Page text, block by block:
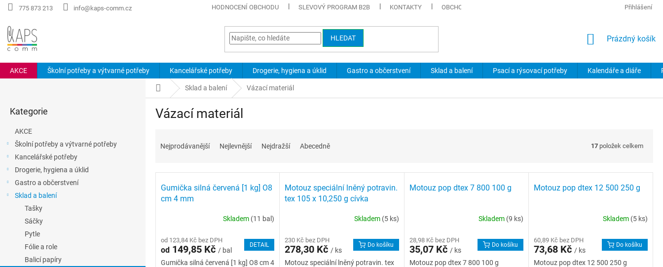
Přejít
775 873 213 info@kaps-comm.cz HODNOCENÍ OBCHODU SLEVOVÝ PROGRAM B2B KONTAKTY OBCHODNÍ PODMÍNKY PODMÍNKY OCHRANY OSOBNÍCH ÚDAJŮ
Přihlášení
HLEDAT
NÁKUPNÍ
Prázdný košík
AKCE Školní potřeby a výtvarné potřeby Kancelářské potřeby Drogerie, hygiena a úklid Gastro a občerstvení Sklad a balení Psací a rýsovací potřeby Kalendáře a diáře
kategorie
Kategorie
AKCE
Školní potřeby a výtvarné potřeby
Kancelářské potřeby
Drogerie, hygiena a úklid
Gastro a občerstvení
Sklad a balení
Tašky
Sáčky
Pytle
Fólie a role
Balicí papíry
Domů Sklad a balení Vázací materiál
Vázací materiál
Nejprodávanější Nejlevnější Nejdražší Abecedně 17 položek celkem
Gumička silná červená [1 kg] O8
cm 4 mm
Skladem (11 bal)
od 123,84 Kč bez DPH
od 149,85 Kč / bal
DETAIL
Gumička silná červená [1 kg] O8 cm 4
Motouz speciální lněný potravin.
tex 105 x 10,250 g cívka
Skladem (5 ks)
230 Kč bez DPH
278,30 Kč/ ks
Do košíku
Motouz speciální lněný potravin. tex
Motouz pop dtex 7 800 100 g
Skladem (9 ks)
28,98 Kč bez DPH
35,07 Kč / ks
Do košíku
Motouz pop dtex 7 800 100 g
Motouz pop dtex 12 500 250 g
Skladem (5 ks)
60,89 Kč bez DPH
73,68 Kč / ks
Do košíku
Motouz pop dtex 12 500 250 g